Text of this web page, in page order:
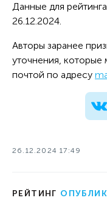
Данные для
26.12.2024.
Авторы заранее
уточнения, которые
почтой по адресу
26.12.2024 17:49
РЕЙТИНГ